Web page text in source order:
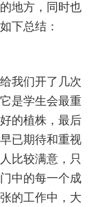
地方，同时也
下总结：
我们开了几次
是学生会最重
的植株，最后
已期待和重视
比较满意，只
中的每一个成
的工作中，大